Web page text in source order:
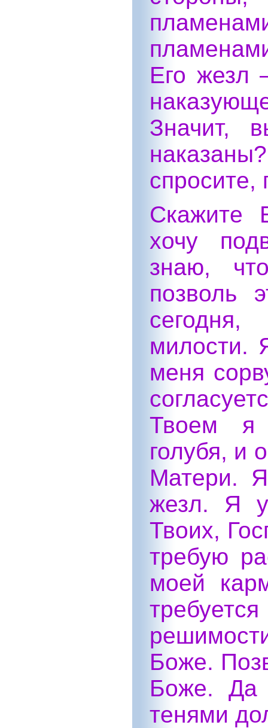
Его жезл
Значит,
спросите,
Скажите
хочу
знаю,
позволь
милости.
меня
Твоем я
голубя, и
Матери.
жезл. Я
Твоих,
требую
моей
Боже.
Боже. Да
тенями